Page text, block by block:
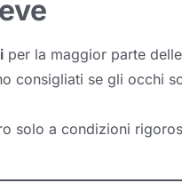
per la maggior parte
consigliati se gli occhi
solo a condizioni